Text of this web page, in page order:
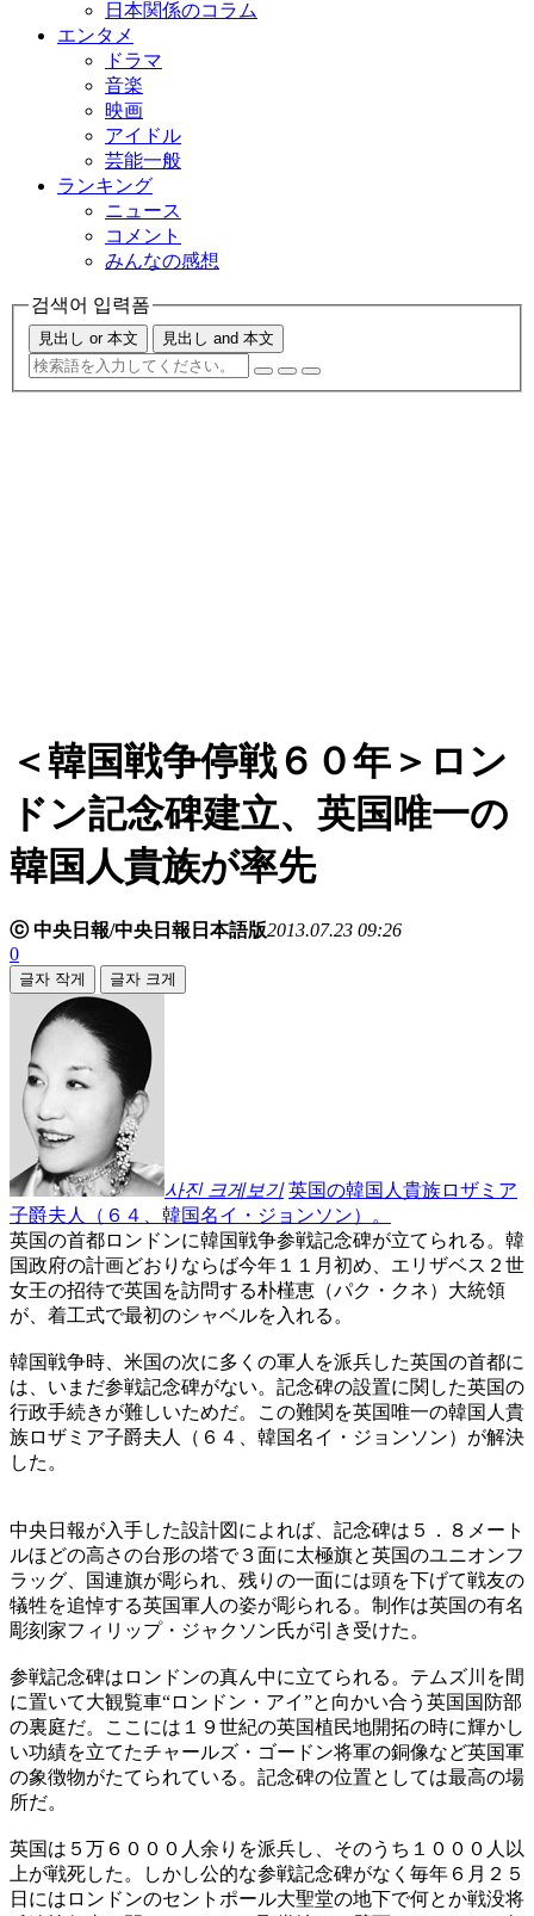
日本関係のコラム
エンタメ
ドラマ
音楽
映画
アイドル
芸能一般
ランキング
ニュース
コメント
みんなの感想
검색어 입력폼
見出し or 本文 見出し and 本文
＜韓国戦争停戦６０年＞ロン
ドン記念碑建立、英国唯一の
韓国人貴族が率先
ⓒ 中央日報/中央日報日本語版2013.07.23 09:26
0
글자 작게 글자 크게
사진 크게보기 英国の韓国人貴族ロザミア
子爵夫人（６４、韓国名イ・ジョンソン）。
英国の首都ロンドンに韓国戦争参戦記念碑が立てられる。韓
国政府の計画どおりならば今年１１月初め、エリザベス２世
女王の招待で英国を訪問する朴槿恵（パク・クネ）大統領
が、着工式で最初のシャベルを入れる。
韓国戦争時、米国の次に多くの軍人を派兵した英国の首都に
は、いまだ参戦記念碑がない。記念碑の設置に関した英国の
行政手続きが難しいためだ。この難関を英国唯一の韓国人貴
族ロザミア子爵夫人（６４、韓国名イ・ジョンソン）が解決
した。
中央日報が入手した設計図によれば、記念碑は５．８メート
ルほどの高さの台形の塔で３面に太極旗と英国のユニオンフ
ラッグ、国連旗が彫られ、残りの一面には頭を下げて戦友の
犠牲を追悼する英国軍人の姿が彫られる。制作は英国の有名
彫刻家フィリップ・ジャクソン氏が引き受けた。
参戦記念碑はロンドンの真ん中に立てられる。テムズ川を間
に置いて大観覧車“ロンドン・アイ”と向かい合う英国国防部
の裏庭だ。ここには１９世紀の英国植民地開拓の時に輝かし
い功績を立てたチャールズ・ゴードン将軍の銅像など英国軍
の象徴物がたてられている。記念碑の位置としては最高の場
所だ。
英国は５万６０００人余りを派兵し、そのうち１０００人以
上が戦死した。しかし公的な参戦記念碑がなく毎年６月２５
日にはロンドンのセントポール大聖堂の地下で何とか戦没将